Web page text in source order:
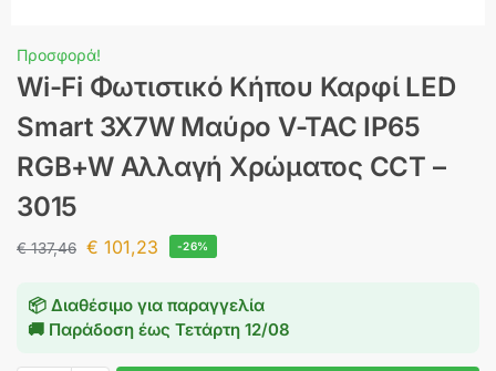
Προσφορά!
Wi-Fi Φωτιστικό Κήπου Καρφί LED
Smart 3X7W Μαύρο V-TAC IP65
RGB+W Αλλαγή Χρώματος CCT –
3015
€137,46 € 101,23 -26%
📦 Διαθέσιμο για παραγγελία
🚚 Παράδοση έως Τετάρτη 12/08